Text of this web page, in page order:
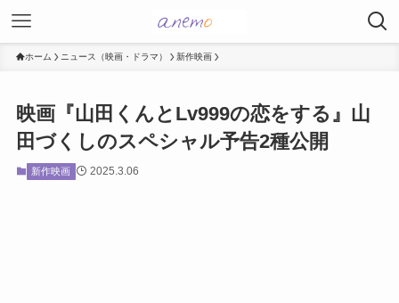
ホーム ニュース（映画・ドラマ） 新作映画
映画『山田くんとLv999の恋をする』山
田づくしのスペシャル予告2種公開
新作映画 2025.3.06